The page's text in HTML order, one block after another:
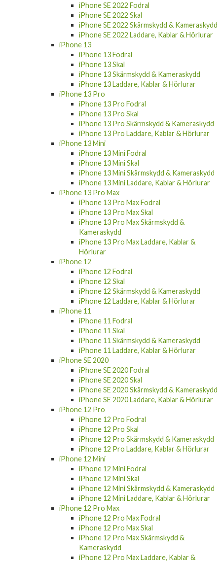
iPhone SE 2022 Fodral
iPhone SE 2022 Skal
iPhone SE 2022 Skärmskydd & Kameraskydd
iPhone SE 2022 Laddare, Kablar & Hörlurar
iPhone 13
iPhone 13 Fodral
iPhone 13 Skal
iPhone 13 Skärmskydd & Kameraskydd
iPhone 13 Laddare, Kablar & Hörlurar
iPhone 13 Pro
iPhone 13 Pro Fodral
iPhone 13 Pro Skal
iPhone 13 Pro Skärmskydd & Kameraskydd
iPhone 13 Pro Laddare, Kablar & Hörlurar
iPhone 13 Mini
iPhone 13 Mini Fodral
iPhone 13 Mini Skal
iPhone 13 Mini Skärmskydd & Kameraskydd
iPhone 13 Mini Laddare, Kablar & Hörlurar
iPhone 13 Pro Max
iPhone 13 Pro Max Fodral
iPhone 13 Pro Max Skal
iPhone 13 Pro Max Skärmskydd &
Kameraskydd
iPhone 13 Pro Max Laddare, Kablar &
Hörlurar
iPhone 12
iPhone 12 Fodral
iPhone 12 Skal
iPhone 12 Skärmskydd & Kameraskydd
iPhone 12 Laddare, Kablar & Hörlurar
iPhone 11
iPhone 11 Fodral
iPhone 11 Skal
iPhone 11 Skärmskydd & Kameraskydd
iPhone 11 Laddare, Kablar & Hörlurar
iPhone SE 2020
iPhone SE 2020 Fodral
iPhone SE 2020 Skal
iPhone SE 2020 Skärmskydd & Kameraskydd
iPhone SE 2020 Laddare, Kablar & Hörlurar
iPhone 12 Pro
iPhone 12 Pro Fodral
iPhone 12 Pro Skal
iPhone 12 Pro Skärmskydd & Kameraskydd
iPhone 12 Pro Laddare, Kablar & Hörlurar
iPhone 12 Mini
iPhone 12 Mini Fodral
iPhone 12 Mini Skal
iPhone 12 Mini Skärmskydd & Kameraskydd
iPhone 12 Mini Laddare, Kablar & Hörlurar
iPhone 12 Pro Max
iPhone 12 Pro Max Fodral
iPhone 12 Pro Max Skal
iPhone 12 Pro Max Skärmskydd &
Kameraskydd
iPhone 12 Pro Max Laddare, Kablar &